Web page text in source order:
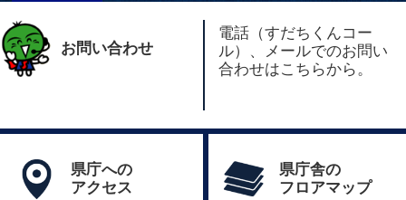
お問い合わせ
電話（すだちくんコー
ル）、メールでのお問い
合わせはこちらから。
県庁への
アクセス
県庁舎の
フロアマップ